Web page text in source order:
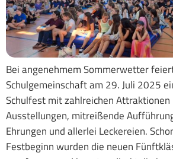
Bei angenehmem Sommerwetter
Schulgemeinschaft am 29. Juli 2025
Schulfest mit zahlreichen
Ausstellungen, mitreißende
Ehrungen und allerlei Leckereien.
Festbeginn wurden die neuen